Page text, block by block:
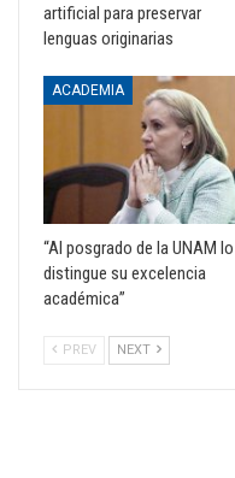
artificial para preservar
lenguas originarias
ACADEMIA
“Al posgrado de la UNAM lo
distingue su excelencia
académica”
PREV NEXT